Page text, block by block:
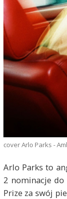
cover Arlo Parks -
Arlo Parks to
2 nominacje
Prize za swój